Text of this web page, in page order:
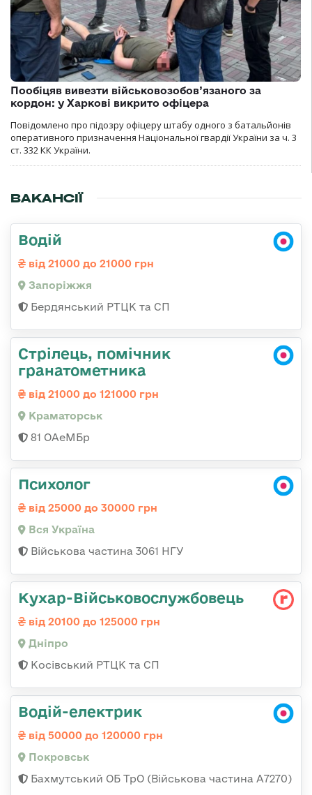
Пообіцяв вивезти військовозобов’язаного за
кордон: у Харкові викрито офіцера
Повідомлено про підозру офіцеру штабу одного з батальйонів
оперативного призначення Національної гвардії України за ч. 3
ст. 332 КК України.
ВАКАНСІЇ
Водій
від 21000 до 21000 грн
Запоріжжя
Бердянський РТЦК та СП
Стрілець, помічник
гранатометника
від 21000 до 121000 грн
Краматорськ
81 ОАеМБр
Психолог
від 25000 до 30000 грн
Вся Україна
Військова частина 3061 НГУ
Кухар-Військовослужбовець
від 20100 до 125000 грн
Дніпро
Косівський РТЦК та СП
Водій-електрик
від 50000 до 120000 грн
Покровськ
Бахмутський ОБ ТрО (Військова частина А7270)